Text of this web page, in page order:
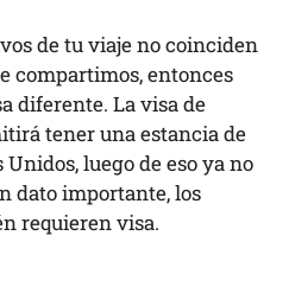
de tu viaje no coinciden
compartimos, entonces
diferente. La visa de
tener una estancia de
Unidos, luego de eso ya no
dato importante, los
requieren visa.